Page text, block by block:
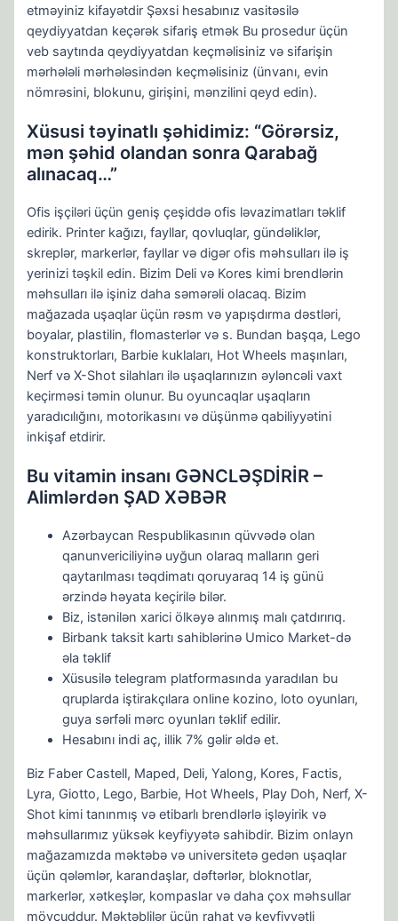
etməyiniz kifayətdir Şəxsi hesabınız vasitəsilə
qeydiyyatdan keçərək sifariş etmək Bu prosedur üçün
veb saytında qeydiyyatdan keçməlisiniz və sifarişin
mərhələli mərhələsindən keçməlisiniz (ünvanı, evin
nömrəsini, blokunu, girişini, mənzilini qeyd edin).
Xüsusi təyinatlı şəhidimiz: “Görərsiz,
mən şəhid olandan sonra Qarabağ
alınacaq…”
Ofis işçiləri üçün geniş çeşiddə ofis ləvazimatları təklif
edirik. Printer kağızı, fayllar, qovluqlar, gündəliklər,
skreplər, markerlər, fayllar və digər ofis məhsulları ilə iş
yerinizi təşkil edin. Bizim Deli və Kores kimi brendlərin
məhsulları ilə işiniz daha səmərəli olacaq. Bizim
mağazada uşaqlar üçün rəsm və yapışdırma dəstləri,
boyalar, plastilin, flomasterlər və s. Bundan başqa, Lego
konstruktorları, Barbie kuklaları, Hot Wheels maşınları,
Nerf və X-Shot silahları ilə uşaqlarınızın əyləncəli vaxt
keçirməsi təmin olunur. Bu oyuncaqlar uşaqların
yaradıcılığını, motorikasını və düşünmə qabiliyyətini
inkişaf etdirir.
Bu vitamin insanı GƏNCLƏŞDİRİR –
Alimlərdən ŞAD XƏBƏR
Azərbaycan Respublikasının qüvvədə olan
qanunvericiliyinə uyğun olaraq malların geri
qaytarılması təqdimatı qoruyaraq 14 iş günü
ərzində həyata keçirilə bilər.
Biz, istənilən xarici ölkəyə alınmış malı çatdırırıq.
Birbank taksit kartı sahiblərinə Umico Market-də
əla təklif
Xüsusilə telegram platformasında yaradılan bu
qruplarda iştirakçılara online kozino, loto oyunları,
guya sərfəli mərc oyunları təklif edilir.
Hesabını indi aç, illik 7% gəlir əldə et.
Biz Faber Castell, Maped, Deli, Yalong, Kores, Factis,
Lyra, Giotto, Lego, Barbie, Hot Wheels, Play Doh, Nerf, X-
Shot kimi tanınmış və etibarlı brendlərlə işləyirik və
məhsullarımız yüksək keyfiyyətə sahibdir. Bizim onlayn
mağazamızda məktəbə və universitetə gedən uşaqlar
üçün qələmlər, karandaşlar, dəftərlər, bloknotlar,
markerlər, xətkeşlər, kompaslar və daha çox məhsullar
mövcuddur. Məktəblilər üçün rahat və keyfiyyətli